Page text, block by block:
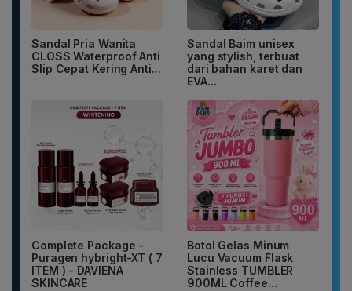
Sandal Pria Wanita
CLOSS Waterproof Anti
Slip Cepat Kering Anti...
Sandal Baim unisex
yang stylish, terbuat
dari bahan karet dan
EVA...
Complete Package -
Puragen hybright-XT ( 7
ITEM ) - DAVIENA
SKINCARE
Botol Gelas Minum
Lucu Vacuum Flask
Stainless TUMBLER
900ML Coffee...